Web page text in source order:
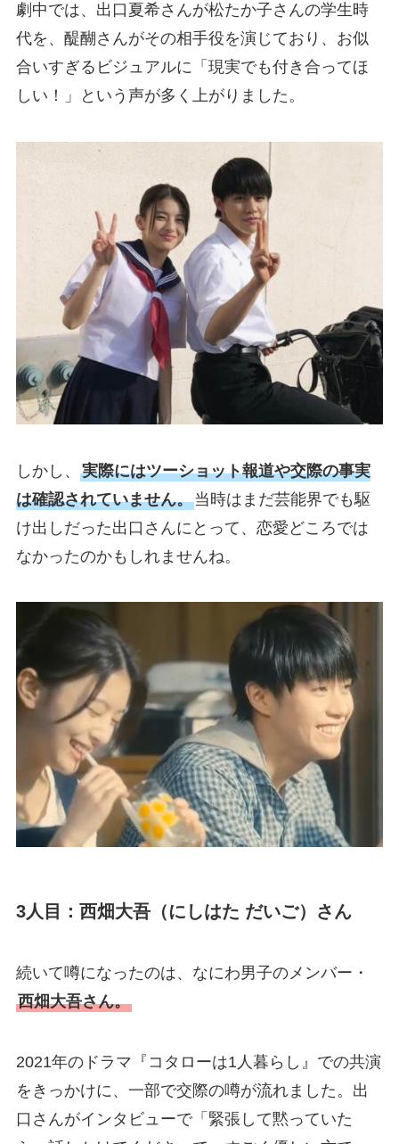
劇中では、出口夏希さんが松たか子さんの学生時
代を、醍醐さんがその相手役を演じており、お似
合いすぎるビジュアルに「現実でも付き合ってほ
しい！」という声が多く上がりました。
しかし、 実際にはツーショット報道や交際の事実
は確認されていません。当時はまだ芸能界でも駆
け出しだった出口さんにとって、恋愛どころでは
なかったのかもしれませんね。
3人目：西畑大吾（にしはた だいご）さん
続いて噂になったのは、なにわ男子のメンバー・
西畑大吾さん。
2021年のドラマ『コタローは1人暮らし』での共演
をきっかけに、一部で交際の噂が流れました。出
口さんがインタビューで「緊張して黙っていた